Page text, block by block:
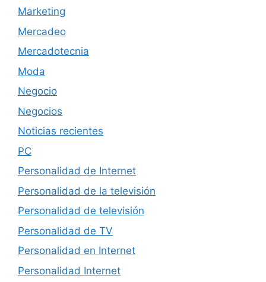
Marketing
Mercadeo
Mercadotecnia
Moda
Negocio
Negocios
Noticias recientes
PC
Personalidad de Internet
Personalidad de la televisión
Personalidad de televisión
Personalidad de TV
Personalidad en Internet
Personalidad Internet